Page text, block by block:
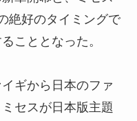
絶好のタイミングで
こととなった。
ギから日本のファ
セスが日本版主題